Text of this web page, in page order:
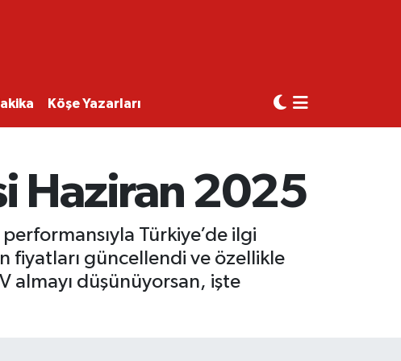
Köşe Yazarları
Haziran 2025
Türkiye’de ilgi
fiyatları güncellendi ve özellikle
almayı düşünüyorsan, işte